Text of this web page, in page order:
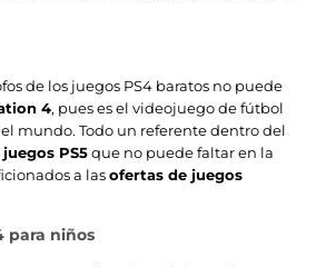
de los juegos PS4 baratos no puede
4, pues es el videojuego de fútbol
mundo. Todo un referente dentro del
juegos PS5que no puede faltar en la
a lasofertas de juegos
para niños